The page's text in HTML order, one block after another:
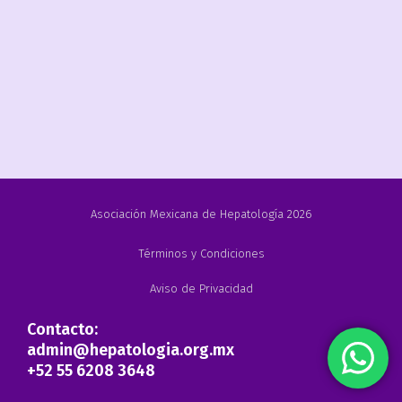
Asociación Mexicana de Hepatología 2026
Términos y Condiciones
Aviso de Privacidad
Contacto:
admin@hepatologia.org.mx
+52 55 6208 3648